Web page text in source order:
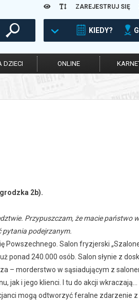
ZAREJESTRUJ SIĘ
KIEDY?
DZIECI ONLINE
2b).
Przypuszczam, że macie państwo
pytania podejrzanym.
Powszechnego. Salon fryzjerski
240.000 osób. Salon słynie z
– morderstwo w sąsiadującym z
jak i jego klienci. I tu do akcji
mogą odtworzyć feralne zdarzenie